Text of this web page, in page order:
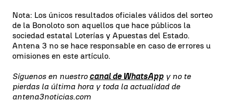
Nota: Los únicos resultados oficiales válidos del sorteo
de la Bonoloto son aquellos que hace públicos la
sociedad estatal Loterías y Apuestas del Estado.
Antena 3 no se hace responsable en caso de errores u
omisiones en este artículo.
Síguenos en nuestro canal de WhatsApp y no te
pierdas la última hora y toda la actualidad de
antena3noticias.com